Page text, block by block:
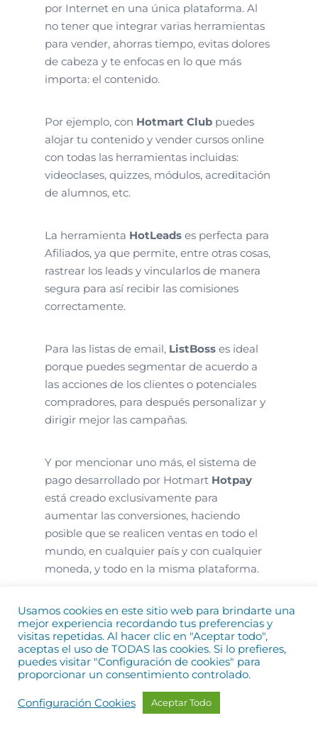
por Internet en una única plataforma. Al
no tener que integrar varias herramientas
para vender, ahorras tiempo, evitas dolores
de cabeza y te enfocas en lo que más
importa: el contenido.
Por ejemplo, con Hotmart Clubpuedes
alojar tu contenido y vender cursos online
con todas las herramientas incluidas:
videoclases, quizzes, módulos, acreditación
de alumnos, etc.
La herramienta HotLeadses perfecta para
Afiliados, ya que permite, entre otras cosas,
rastrear los leads y vincularlos de manera
segura para así recibir las comisiones
correctamente.
Para las listas de email, ListBoss es ideal
porque puedes segmentar de acuerdo a
las acciones de los clientes o potenciales
compradores, para después personalizar y
dirigir mejor las campañas.
Y por mencionar uno más, el sistema de
pago desarrollado por Hotmart Hotpay
está creado exclusivamente para
aumentar las conversiones, haciendo
posible que se realicen ventas en todo el
mundo, en cualquier país y con cualquier
moneda, y todo en la misma plataforma.
Estas son solo algunas de las herramientas
que Hotmart pone a tu disposición, todas
de forma gratuita y con el objetivo de
ayudarte a vender y ganar dinero por
Internet.
Usamos cookies en este sitio web para brindarte una
mejor experiencia recordando tus preferencias y
visitas repetidas. Al hacer clic en "Aceptar todo",
aceptas el uso de TODAS las cookies. Si lo prefieres,
puedes visitar "Configuración de cookies" para
proporcionar un consentimiento controlado.
Configuración Cookies Aceptar Todo